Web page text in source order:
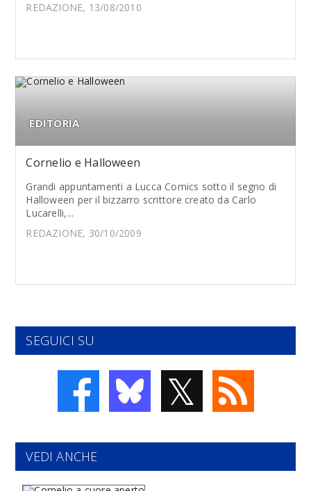
REDAZIONE, 13/08/2010
EDITORIA
Cornelio e Halloween
Grandi appuntamenti a Lucca Comics sotto il segno di
Halloween per il bizzarro scrittore creato da Carlo
Lucarelli,...
REDAZIONE, 30/10/2009
SEGUICI SU
𝕏
VEDI ANCHE